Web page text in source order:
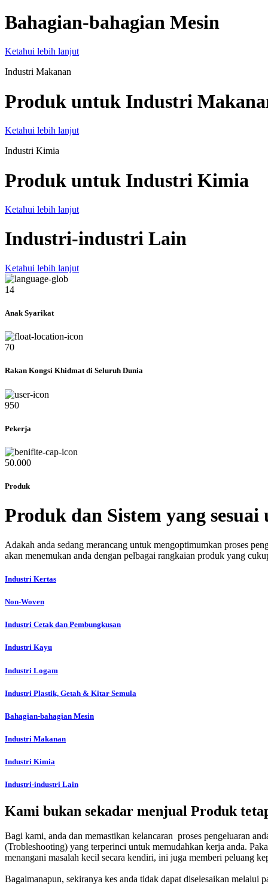
Bahagian-bahagian Mesin
Ketahui lebih lanjut
Industri Makanan
Produk untuk Industri
Ketahui lebih lanjut
Industri Kimia
Produk untuk Industri Kimia
Ketahui lebih lanjut
Industri-industri Lain
Ketahui lebih lanjut
14
Anak Syarikat
70
Rakan Kongsi Khidmat di Seluruh Dunia
950
Pekerja
50.000
Produk
Produk dan Sistem yang
Adakah anda sedang merancang untuk mengoptimumkan proses
akan menemukan anda dengan pelbagai rangkaian produk yang
Industri Kertas
Non-Woven
Industri Cetak dan Pembungkusan
Industri Kayu
Industri Logam
Industri Plastik, Getah & Kitar Semula
Bahagian-bahagian Mesin
Industri Makanan
Industri Kimia
Industri-industri Lain
Kami bukan sekadar menjual Produk
Bagi kami, anda dan memastikan kelancaran proses pengeluaran
(Trobleshooting) yang terperinci untuk memudahkan kerja anda.
menangani masalah kecil secara kendiri, ini juga memberi peluang
Bagaimanapun, sekiranya kes anda tidak dapat diselesaikan melalui